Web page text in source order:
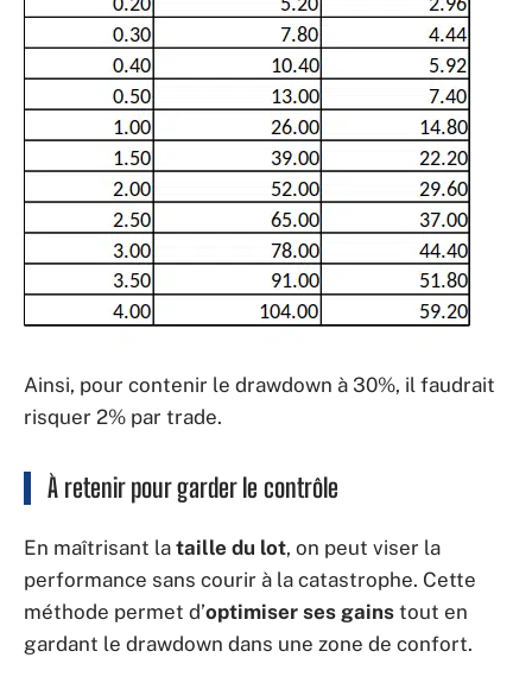
Ainsi, pour contenir le drawdown à 30%, il faudrait
risquer 2% par trade.
À retenir pour garder le contrôle
En maîtrisant la taille du lot, on peut viser la
performance sans courir à la catastrophe. Cette
méthode permet d’optimiser ses gains tout en
gardant le drawdown dans une zone de confort.